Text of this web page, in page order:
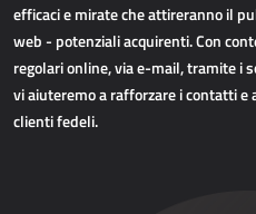
AllForWeb
Portali B2B
Siti web complessi
Siti web di presentazione
efficaci e mirate che attireranno il
web - potenziali acquirenti. Con
regolari online, via e-mail, tramite i
vi aiuteremo a rafforzare i contatti
clienti fedeli.